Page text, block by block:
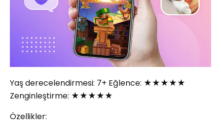
Yaş derecelendirmesi: 7+ Eğlence: ★★★★★
Zenginleştirme: ★★★★★
Özellikler: